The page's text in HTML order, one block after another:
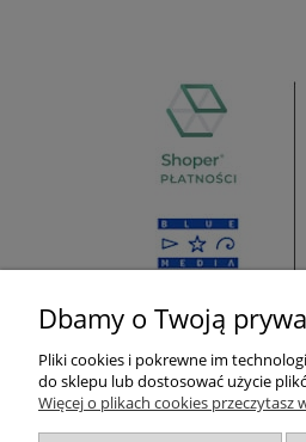
Pomoc
Dbamy o Twoją
Pliki cookies i pokrewne im
do sklepu lub dostosować użycie
Więcej o plikach cookies przeczytasz